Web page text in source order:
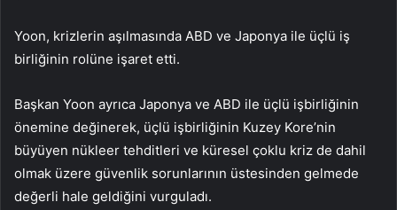
Yoon, krizlerin aşılmasında ABD ve Japonya ile üçlü iş
birliğinin rolüne işaret etti.
Başkan Yoon ayrıca Japonya ve ABD ile üçlü işbirliğinin
önemine değinerek, üçlü işbirliğinin Kuzey Kore’nin
büyüyen nükleer tehditleri ve küresel çoklu kriz de dahil
olmak üzere güvenlik sorunlarının üstesinden gelmede
değerli hale geldiğini vurguladı.